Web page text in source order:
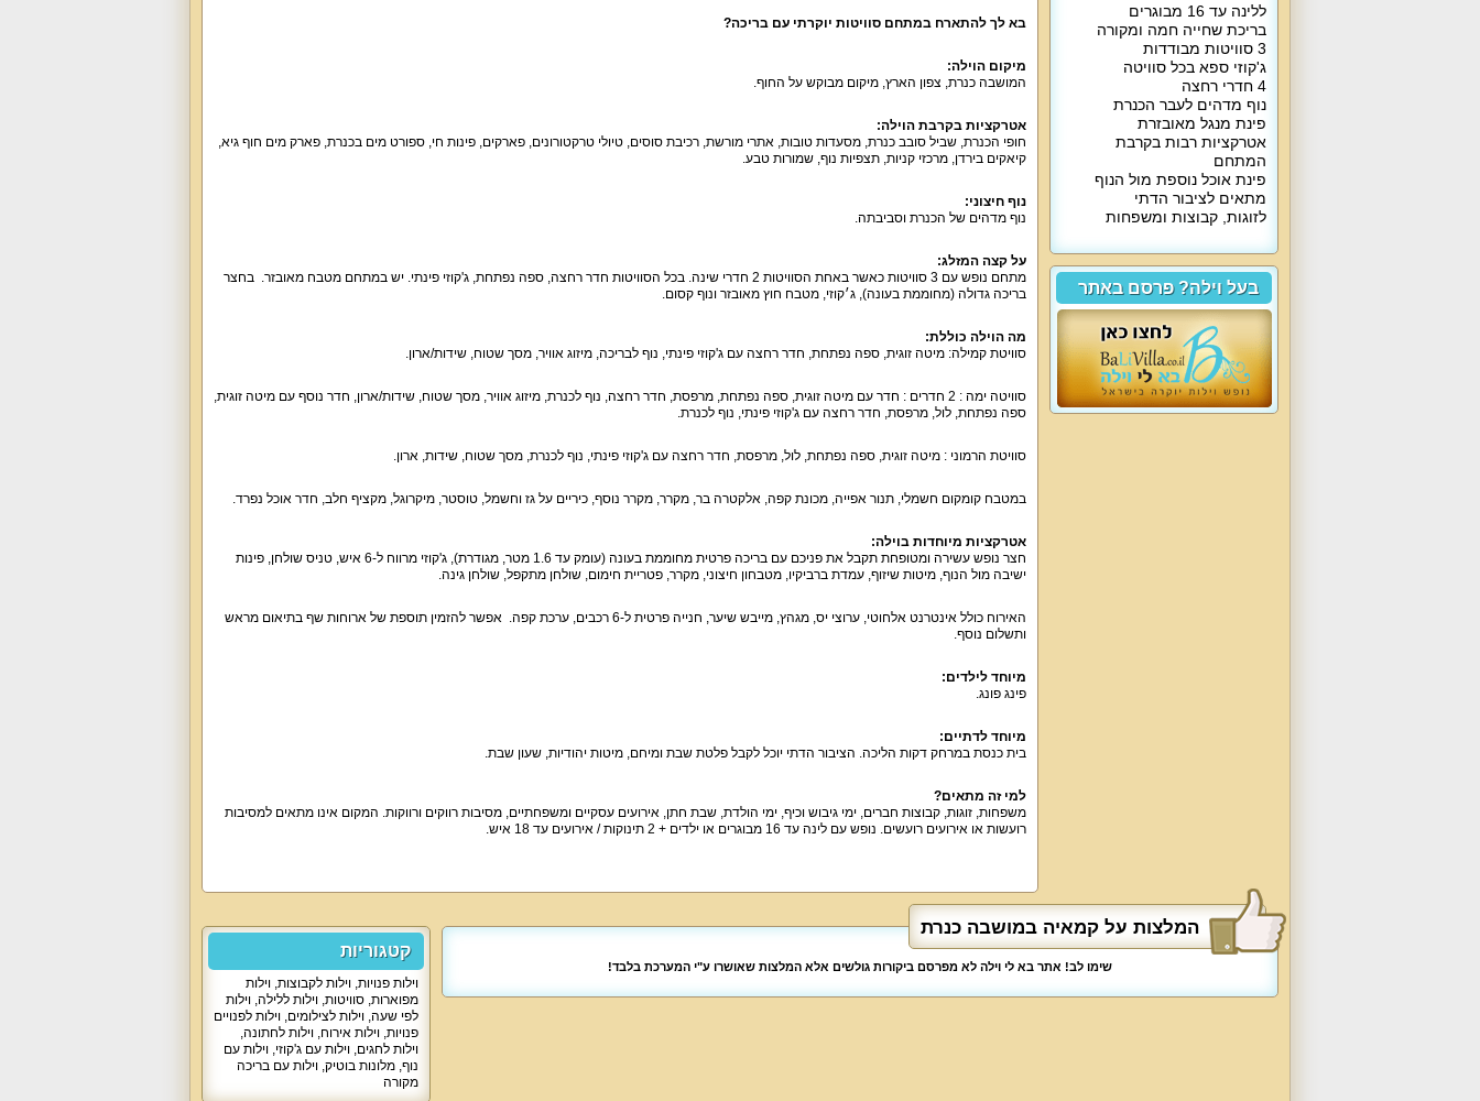
ללינה עד 16 מבוגרים
בריכת שחייה חמה ומקורה
3 סוויטות מבודדות
ג'קוזי ספא בכל סוויטה
4 חדרי רחצה
נוף מדהים לעבר הכנרת
פינת מנגל מאובזרת
אטרקציות רבות בקרבת
המתחם
פינת אוכל נוספת מול הנוף
מתאים לציבור הדתי
לזוגות, קבוצות ומשפחות
בעל וילה? פרסם באתר
בא לך להתארח במתחם סוויטות יוקרתי עם בריכה?
מיקום הוילה:
המושבה כנרת, צפון הארץ, מיקום מבוקש על החוף.
אטרקציות בקרבת הוילה:
חופי הכנרת, שביל סובב כנרת, מסעדות טובות, אתרי מורשת, רכיבת סוסים, טיולי טרקטורונים, פארקים, פינות חי, ספורט מים בכנרת, פארק מים חוף גיא,
קיאקים בירדן, מרכזי קניות, תצפיות נוף, שמורות טבע.
נוף חיצוני:
נוף מדהים של הכנרת וסביבתה.
על קצה המזלג:
מתחם נופש עם 3 סוויטות כאשר באחת הסוויטות 2 חדרי שינה. בכל הסוויטות חדר רחצה, ספה נפתחת, ג'קוזי פינתי. יש במתחם מטבח מאובזר. בחצר
בריכה גדולה (מחוממת בעונה), ג׳קוזי, מטבח חוץ מאובזר ונוף קסום.
מה הוילה כוללת:
סוויטת קמילה: מיטה זוגית, ספה נפתחת, חדר רחצה עם ג'קוזי פינתי, נוף לבריכה, מיזוג אוויר, מסך שטוח, שידות/ארון.
סוויטה ימה : 2 חדרים : חדר עם מיטה זוגית, ספה נפתחת, מרפסת, חדר רחצה, נוף לכנרת, מיזוג אוויר, מסך שטוח, שידות/ארון, חדר נוסף עם מיטה זוגית,
ספה נפתחת, לול, מרפסת, חדר רחצה עם ג'קוזי פינתי, נוף לכנרת.
סוויטת הרמוני : מיטה זוגית, ספה נפתחת, לול, מרפסת, חדר רחצה עם ג'קוזי פינתי, נוף לכנרת, מסך שטוח, שידות, ארון.
במטבח קומקום חשמלי, תנור אפייה, מכונת קפה, אלקטרה בר, מקרר, מקרר נוסף, כיריים על גז וחשמל, טוסטר, מיקרוגל, מקציף חלב, חדר אוכל נפרד.
אטרקציות מיוחדות בוילה:
חצר נופש עשירה ומטופחת תקבל את פניכם עם בריכה פרטית מחוממת בעונה (עומק עד 1.6 מטר, מגודרת), ג'קוזי מרווח ל-6 איש, טניס שולחן, פינות
ישיבה מול הנוף, מיטות שיזוף, עמדת ברביקיו, מטבחון חיצוני, מקרר, פטריית חימום, שולחן מתקפל, שולחן גינה.
האירוח כולל אינטרנט אלחוטי, ערוצי יס, מגהץ, מייבש שיער, חנייה פרטית ל-6 רכבים, ערכת קפה. אפשר להזמין תוספת של ארוחות שף בתיאום מראש
ותשלום נוסף.
מיוחד לילדים:
פינג פונג.
מיוחד לדתיים:
בית כנסת במרחק דקות הליכה. הציבור הדתי יוכל לקבל פלטת שבת ומיחם, מיטות יהודיות, שעון שבת.
למי זה מתאים?
משפחות, זוגות, קבוצות חברים, ימי גיבוש וכיף, ימי הולדת, שבת חתן, אירועים עסקיים ומשפחתיים, מסיבות רווקים ורווקות. המקום אינו מתאים למסיבות
רועשות או אירועים רועשים. נופש עם לינה עד 16 מבוגרים או ילדים + 2 תינוקות / אירועים עד 18 איש.
המלצות על קמאיה במושבה כנרת
שימו לב! אתר בא לי וילה לא מפרסם ביקורות גולשים אלא המלצות שאושרו ע"י המערכת בלבד!
קטגוריות
וילות פנויות, וילות לקבוצות, וילות
מפוארות, סוויטות, וילות ללילה, וילות
לפי שעה, וילות לצילומים, וילות לפנויים
פנויות, וילות אירוח, וילות לחתונה,
וילות לחגים, וילות עם ג'קוזי, וילות עם
נוף, מלונות בוטיק, וילות עם בריכה
מקורה